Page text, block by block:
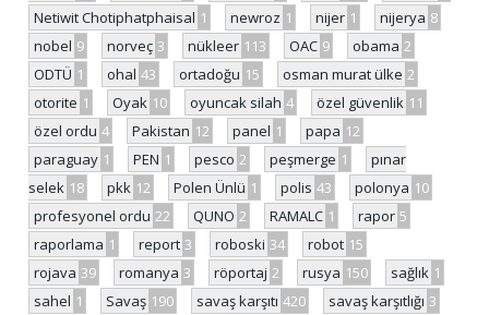
Netiwit Chotiphatphaisal 1 newroz 1 nijer 1 nijerya 8
nobel 9 norveç 3 nükleer 113 OAC 9 obama 2
ODTÜ 1 ohal 43 ortadoğu 15 osman murat ülke 2
otorite 1 Oyak 10 oyuncak silah 4 özel güvenlik 11
özel ordu 4 Pakistan 12 panel 1 papa 12
paraguay 1 PEN 1 pesco 2 peşmerge 1
pınar
selek 18 pkk 12 Polen Ünlü 1 polis 43 polonya 10
profesyonel ordu 22 QUNO 2 RAMALC 1 rapor 5
raporlama 1 report 3 roboski 34 robot 15
rojava 39 romanya 3 röportaj 2 rusya 150 sağlık 1
sahel 1 Savaş 190 savaş karşıtı 420 savaş karşıtlığı 3